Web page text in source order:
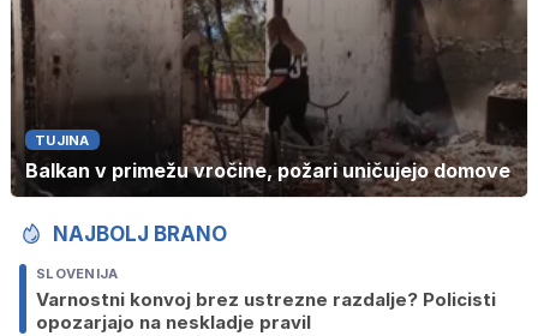
TUJINA
Balkan v primežu vročine, požari uničujejo domove
NAJBOLJ BRANO
SLOVENIJA
Varnostni konvoj brez ustrezne razdalje? Policisti
opozarjajo na neskladje pravil